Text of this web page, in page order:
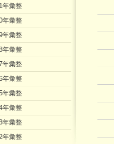
年彙整
年彙整
年彙整
年彙整
年彙整
年彙整
年彙整
年彙整
年彙整
年彙整